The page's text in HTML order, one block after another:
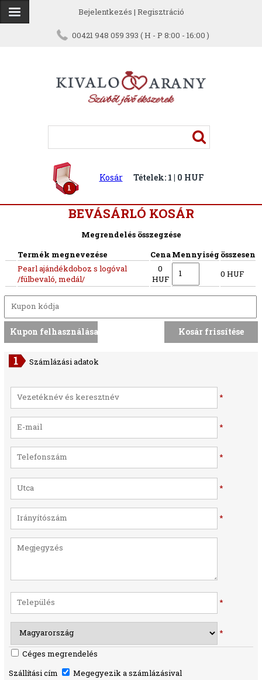
Bejelentkezés | Regisztráció
00421 948 059 393 ( H - P 8:00 - 16:00 )
1
Kosár Tételek: 1 | 0 HUF
BEVÁSÁRLÓ KOSÁR
Megrendelés összegzése
Termék megnevezése
CenaMennyiség összesen
Pearl ajándékdoboz s logóval
/fülbevaló, medál/
0
HUF
0 HUF
Számlázási adatok
*
*
*
*
*
*
*
Céges megrendelés
Szállítási cím
Megegyezik a számlázásival